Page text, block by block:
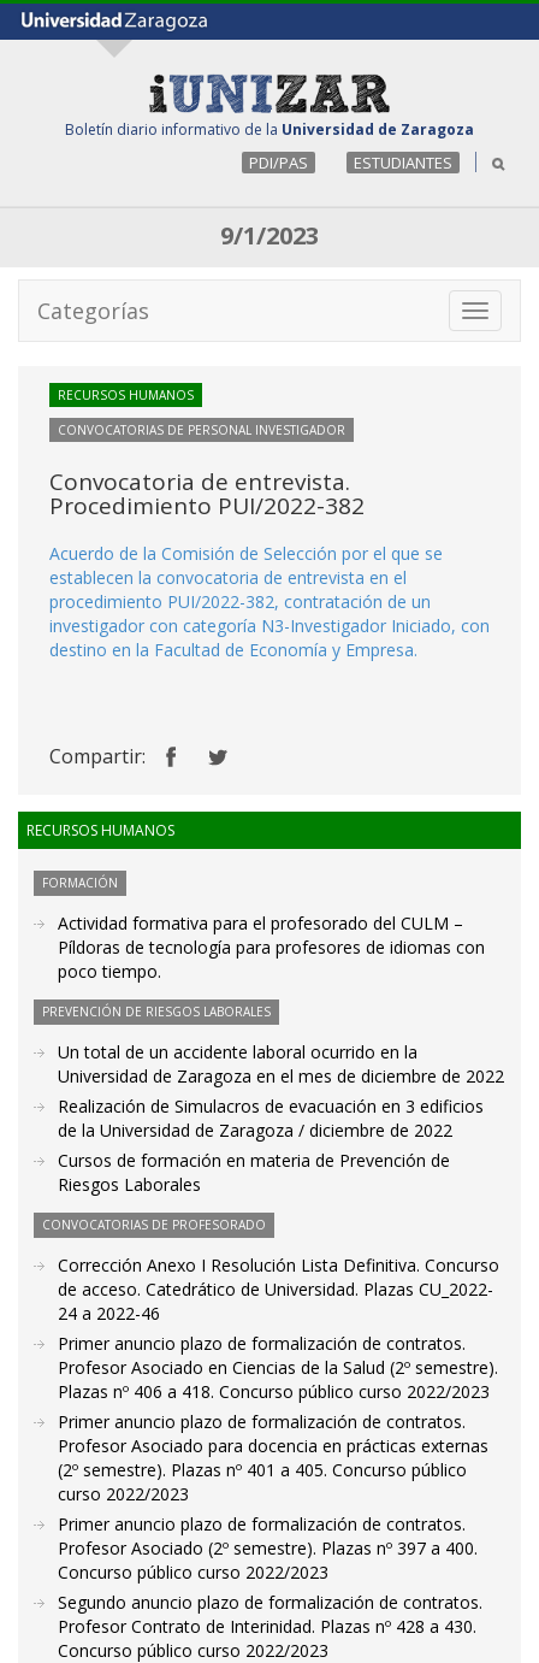
Boletín diario informativo de la Universidad de Zaragoza
PDI/PAS ESTUDIANTES
9/1/2023
Toggle
Categorías
RECURSOS HUMANOS
CONVOCATORIAS DE PERSONAL INVESTIGADOR
Convocatoria de entrevista.
Procedimiento PUI/2022-382
Acuerdo de la Comisión de Selección por el que se
establecen la convocatoria de entrevista en el
procedimiento PUI/2022-382, contratación de un
investigador con categoría N3-Investigador Iniciado, con
destino en la Facultad de Economía y Empresa.
Compartir:
RECURSOS HUMANOS
FORMACIÓN
Actividad formativa para el profesorado del CULM –
Píldoras de tecnología para profesores de idiomas con
poco tiempo.
PREVENCIÓN DE RIESGOS LABORALES
Un total de un accidente laboral ocurrido en la
Universidad de Zaragoza en el mes de diciembre de 2022
Realización de Simulacros de evacuación en 3 edificios
de la Universidad de Zaragoza / diciembre de 2022
Cursos de formación en materia de Prevención de
Riesgos Laborales
CONVOCATORIAS DE PROFESORADO
Corrección Anexo I Resolución Lista Definitiva. Concurso
de acceso. Catedrático de Universidad. Plazas CU_2022-
24 a 2022-46
Primer anuncio plazo de formalización de contratos.
Profesor Asociado en Ciencias de la Salud (2º semestre).
Plazas nº 406 a 418. Concurso público curso 2022/2023
Primer anuncio plazo de formalización de contratos.
Profesor Asociado para docencia en prácticas externas
(2º semestre). Plazas nº 401 a 405. Concurso público
curso 2022/2023
Primer anuncio plazo de formalización de contratos.
Profesor Asociado (2º semestre). Plazas nº 397 a 400.
Concurso público curso 2022/2023
Segundo anuncio plazo de formalización de contratos.
Profesor Contrato de Interinidad. Plazas nº 428 a 430.
Concurso público curso 2022/2023